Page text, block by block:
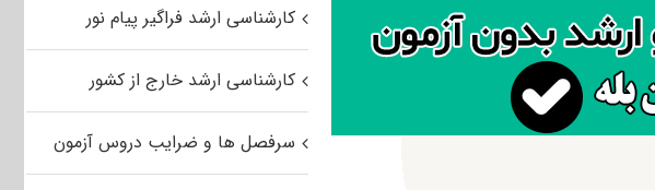
کارشناسی ارشد فراگیر پیام نور
کارشناسی ارشد خارج از کشور
سرفصل ها و ضرایب دروس آزمون